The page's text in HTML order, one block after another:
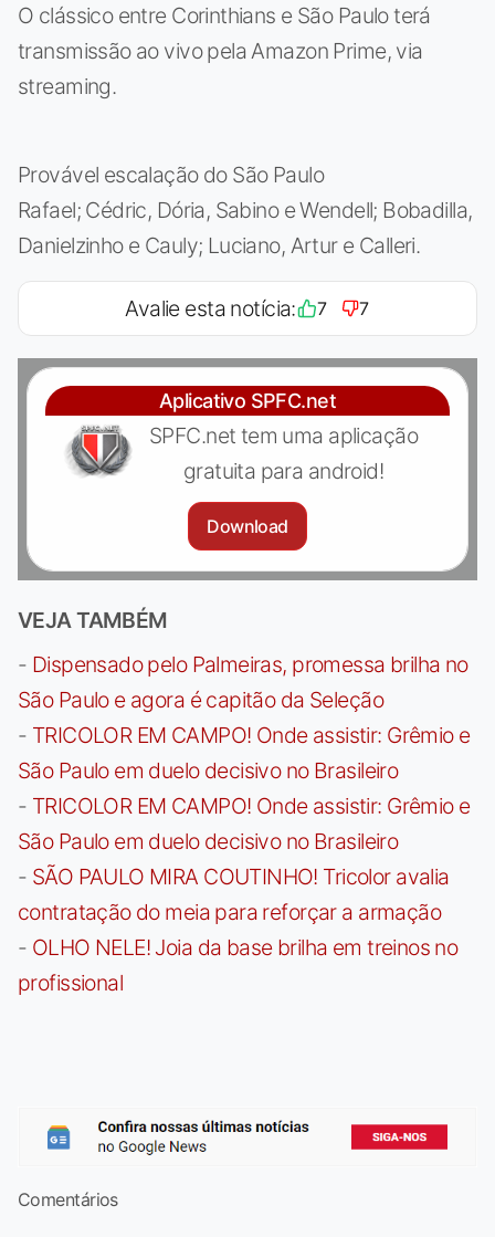
O clássico entre Corinthians e São Paulo terá
transmissão ao vivo pela Amazon Prime, via
streaming.
Provável escalação do São Paulo
Rafael; Cédric, Dória, Sabino e Wendell; Bobadilla,
Danielzinho e Cauly; Luciano, Artur e Calleri.
Avalie esta notícia: 7 7
Aplicativo SPFC.net
SPFC.net tem uma aplicação
gratuita para android!
Download
VEJA TAMBÉM
- Dispensado pelo Palmeiras, promessa brilha no
São Paulo e agora é capitão da Seleção
- TRICOLOR EM CAMPO! Onde assistir: Grêmio e
São Paulo em duelo decisivo no Brasileiro
- TRICOLOR EM CAMPO! Onde assistir: Grêmio e
São Paulo em duelo decisivo no Brasileiro
- SÃO PAULO MIRA COUTINHO! Tricolor avalia
contratação do meia para reforçar a armação
- OLHO NELE! Joia da base brilha em treinos no
profissional
Comentários